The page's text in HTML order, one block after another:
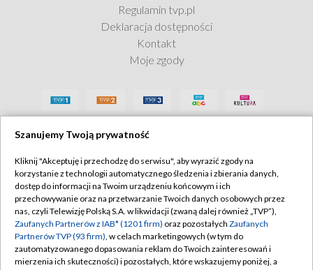
Regulamin tvp.pl
Deklaracja dostępności
Kontakt
Moje zgody
Szanujemy Twoją prywatność
Kliknij "Akceptuję i przechodzę do serwisu", aby wyrazić zgody na
korzystanie z technologii automatycznego śledzenia i zbierania danych,
dostęp do informacji na Twoim urządzeniu końcowym i ich
przechowywanie oraz na przetwarzanie Twoich danych osobowych przez
nas, czyli Telewizję Polską S.A. w likwidacji (zwaną dalej również „TVP”),
Zaufanych Partnerów z IAB* (1201 firm) oraz pozostałych Zaufanych
Partnerów TVP (93 firm), w celach marketingowych (w tym do
zautomatyzowanego dopasowania reklam do Twoich zainteresowań i
mierzenia ich skuteczności) i pozostałych, które wskazujemy poniżej, a